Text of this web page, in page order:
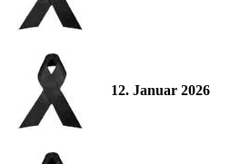
12. Januar 2026